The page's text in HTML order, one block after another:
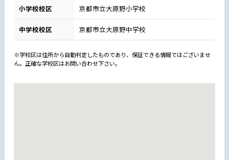
小学校校区 京都市立大原野小学校
中学校校区 京都市立大原野中学校
※学校区は住所から自動判定したものであり、保証できる情報ではございませ
ん。正確な学校区はお問い合わせ下さい。